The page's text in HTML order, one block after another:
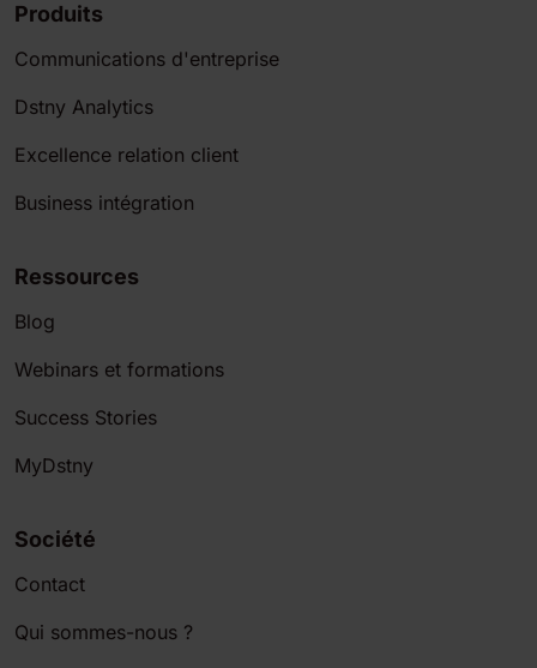
Produits
Communications d'entreprise
Dstny Analytics
Excellence relation client
Business intégration
Ressources
Blog
Webinars et formations
Success Stories
MyDstny
Société
Contact
Qui sommes-nous ?